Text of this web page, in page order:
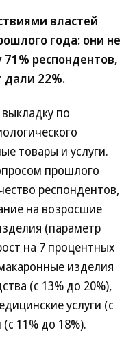
властей
года: они не
респондентов,
дали 22%.
по
товары и услуги.
прошлого
респондентов,
на возросшие
(параметр
на 7 процентных
изделия
(с 13% до 20%),
услуги (с
11% до 18%).